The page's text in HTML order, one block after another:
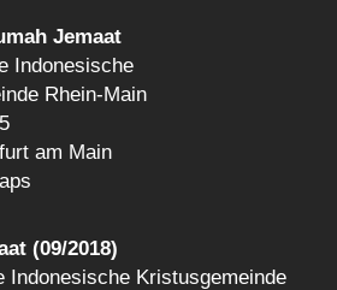
Jemaat
Indonesische
Rhein-Main
am Main
(09/2018)
Indonesische Kristusgemeinde